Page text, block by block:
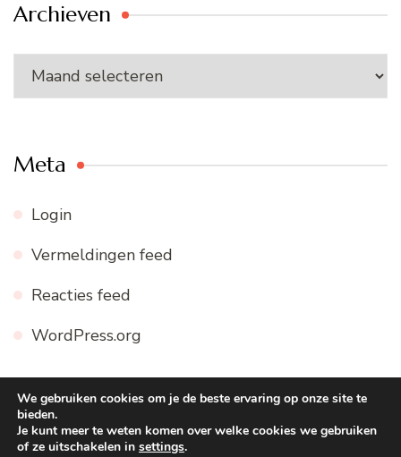
Archieven
Archieven
Meta
Login
Vermeldingen feed
Reacties feed
WordPress.org
© Copyright 2026WWW.FIJNE-RECEPTEN.NL. Alle
We gebruiken cookies om je de beste ervaring op onze site te
bieden.
Je kunt meer te weten komen over welke cookies we gebruiken
of ze uitschakelen in settings.